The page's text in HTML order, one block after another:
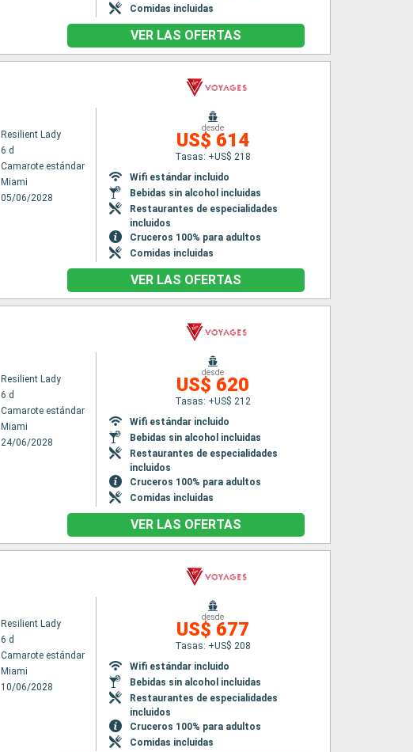
Comidas incluidas
VER LAS OFERTAS
Resilient Lady
6 d
Camarote estándar
Miami
05/06/2028
desde
US$ 614
Tasas: +US$ 218
Wifi estándar incluido
Bebidas sin alcohol incluidas
Restaurantes de especialidades
incluidos
Cruceros 100% para adultos
Comidas incluidas
VER LAS OFERTAS
Resilient Lady
6 d
Camarote estándar
Miami
24/06/2028
desde
US$ 620
Tasas: +US$ 212
Wifi estándar incluido
Bebidas sin alcohol incluidas
Restaurantes de especialidades
incluidos
Cruceros 100% para adultos
Comidas incluidas
VER LAS OFERTAS
Resilient Lady
6 d
Camarote estándar
Miami
10/06/2028
desde
US$ 677
Tasas: +US$ 208
Wifi estándar incluido
Bebidas sin alcohol incluidas
Restaurantes de especialidades
incluidos
Cruceros 100% para adultos
Comidas incluidas